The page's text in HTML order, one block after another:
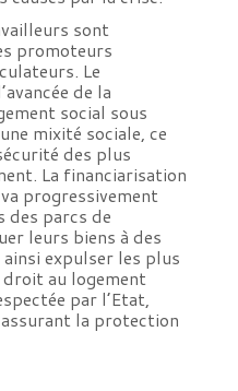
sont
promoteurs
Le
de la
social sous
mixité sociale, ce
des plus
La financiarisation
progressivement
des parcs de
leurs biens à des
expulser les plus
droit au logement
par l’Etat,
la protection